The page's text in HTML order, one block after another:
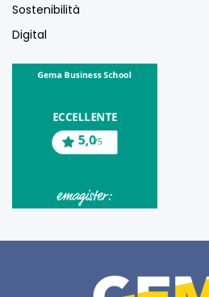
Sostenibilità
Digital